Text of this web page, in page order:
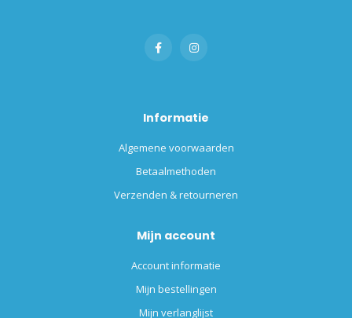
Informatie
Algemene voorwaarden
Betaalmethoden
Verzenden & retourneren
Mijn account
Account informatie
Mijn bestellingen
Mijn verlanglijst